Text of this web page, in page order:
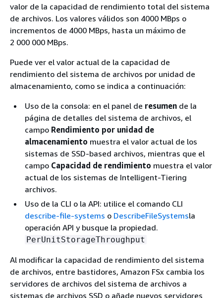
valor de la capacidad de rendimiento total del sistema
de archivos. Los valores válidos son 4000 MBps o
incrementos de 4000 MBps, hasta un máximo de
2 000 000 MBps.
Puede ver el valor actual de la capacidad de
rendimiento del sistema de archivos por unidad de
almacenamiento, como se indica a continuación:
Uso de la consola: en el panel de resumen de la
página de detalles del sistema de archivos, el
campo Rendimiento por unidad de
almacenamiento muestra el valor actual de los
sistemas de SSD-based archivos, mientras que el
campo Capacidad de rendimiento muestra el valor
actual de los sistemas de Intelligent-Tiering
archivos.
Uso de la CLI o la API: utilice el comando CLI
describe-file-systems o DescribeFileSystemsla
operación API y busque la propiedad.
PerUnitStorageThroughput
Al modificar la capacidad de rendimiento del sistema
de archivos, entre bastidores, Amazon FSx cambia los
servidores de archivos del sistema de archivos a
sistemas de archivos SSD o añade nuevos servidores